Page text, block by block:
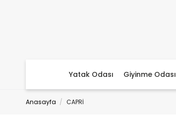
Yatak Odası Giyinme Odası
Anasayfa CAPRİ